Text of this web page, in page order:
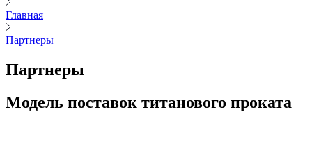
Главная
Партнеры
Партнеры
Модель поставок титанового проката